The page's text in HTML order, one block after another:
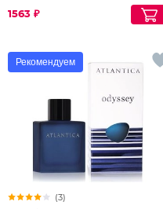
1563 ₽
Рекомендуем
(3)